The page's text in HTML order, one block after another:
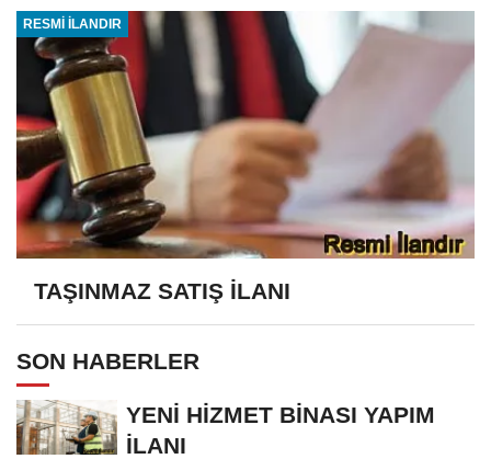
RESMİ İLANDIR
TAŞINMAZ SATIŞ İLANI
SON HABERLER
YENİ HİZMET BİNASI YAPIM
İLANI